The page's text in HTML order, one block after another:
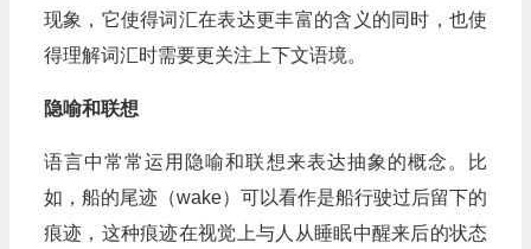
现象，它使得词汇在表达更丰富的含义的同时，也使
得理解词汇时需要更关注上下文语境。
隐喻和联想
语言中常常运用隐喻和联想来表达抽象的概念。比
如，船的尾迹（wake）可以看作是船行驶过后留下的
痕迹，这种痕迹在视觉上与人从睡眠中醒来后的状态